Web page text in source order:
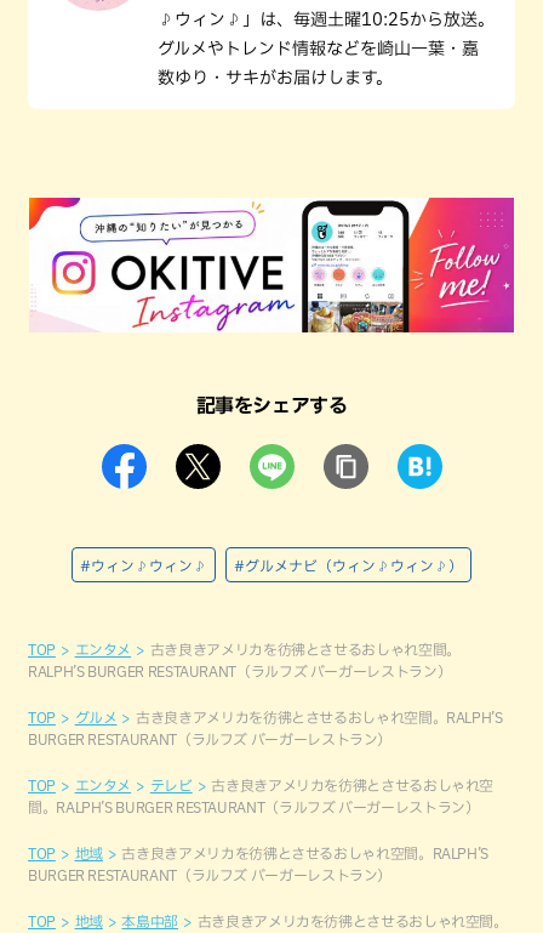
♪ウィン♪」は、毎週土曜10:25から放送。
グルメやトレンド情報などを崎山一葉・嘉
数ゆり・サキがお届けします。
記事をシェアする
#ウィン♪ウィン♪ #グルメナビ（ウィン♪ウィン♪）
TOP エンタメ
古き良きアメリカを彷彿とさせるおしゃれ空間。
RALPH’S BURGER RESTAURANT（ラルフズ バーガーレストラン）
TOP グルメ
古き良きアメリカを彷彿とさせるおしゃれ空間。RALPH’S
BURGER RESTAURANT（ラルフズ バーガーレストラン）
TOP エンタメ テレビ
古き良きアメリカを彷彿とさせるおしゃれ空
間。RALPH’S BURGER RESTAURANT（ラルフズ バーガーレストラン）
TOP 地域
古き良きアメリカを彷彿とさせるおしゃれ空間。RALPH’S
BURGER RESTAURANT（ラルフズ バーガーレストラン）
TOP 地域 本島中部
古き良きアメリカを彷彿とさせるおしゃれ空間。